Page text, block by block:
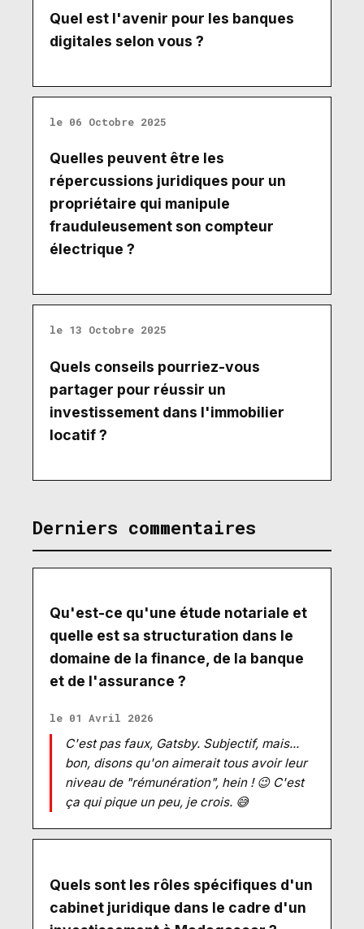
Quel est l'avenir pour les banques
digitales selon vous ?
le 06 Octobre 2025
Quelles peuvent être les
répercussions juridiques pour un
propriétaire qui manipule
frauduleusement son compteur
électrique ?
le 13 Octobre 2025
Quels conseils pourriez-vous
partager pour réussir un
investissement dans l'immobilier
locatif ?
Derniers commentaires
Qu'est-ce qu'une étude notariale et
quelle est sa structuration dans le
domaine de la finance, de la banque
et de l'assurance ?
le 01 Avril 2026
C'est pas faux, Gatsby. Subjectif, mais...
bon, disons qu'on aimerait tous avoir leur
niveau de "rémunération", hein ! 😉 C'est
ça qui pique un peu, je crois. 😅
Quels sont les rôles spécifiques d'un
cabinet juridique dans le cadre d'un